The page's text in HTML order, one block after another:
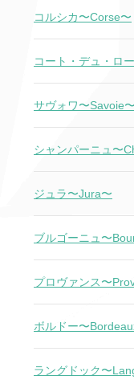
コルシカ〜Corse〜
コート・デュ・ロ
サヴォワ〜Savoie〜
シャンパーニュ〜
ジュラ〜Jura〜
ブルゴーニュ〜
プロヴァンス〜
ボルドー〜
ラングドック〜